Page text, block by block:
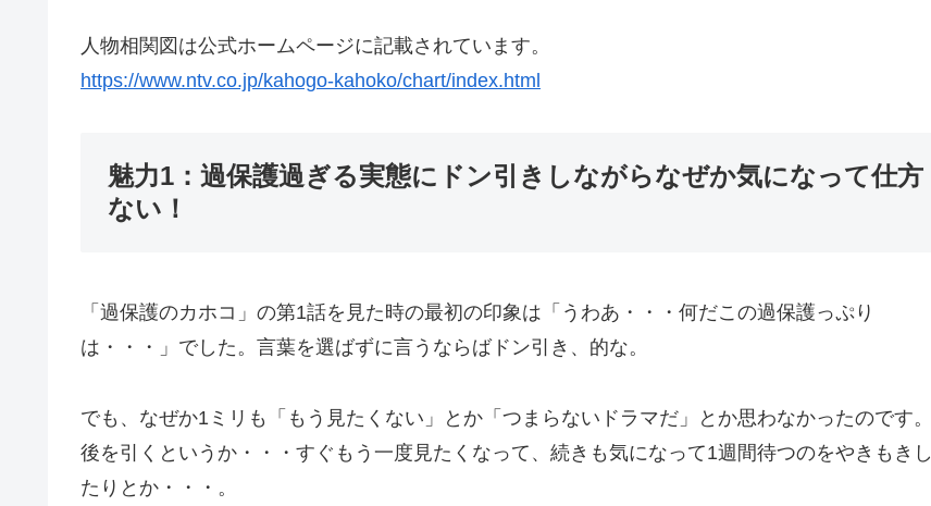
人物相関図は公式ホームページに記載されています。
https://www.ntv.co.jp/kahogo-kahoko/chart/index.html
魅力1：過保護過ぎる実態にドン引きしながらなぜか気になって仕方
ない！
「過保護のカホコ」の第1話を見た時の最初の印象は「うわあ・・・何だこの過保護っぷり
は・・・」でした。言葉を選ばずに言うならばドン引き、的な。
でも、なぜか1ミリも「もう見たくない」とか「つまらないドラマだ」とか思わなかったのです。
後を引くというか・・・すぐもう一度見たくなって、続きも気になって1週間待つのをやきもきし
たりとか・・・。